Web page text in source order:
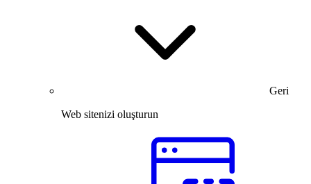
Geri
Web sitenizi oluşturun